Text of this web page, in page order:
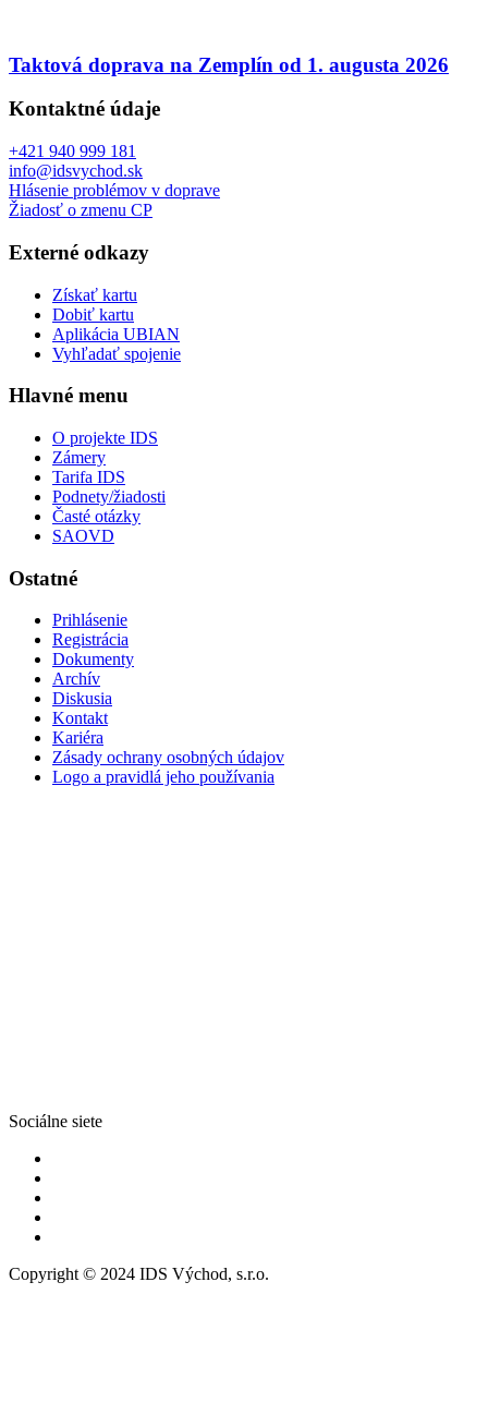
Taktová doprava na Zemplín od 1. augusta 2026
Kontaktné údaje
+421 940 999 181
info@idsvychod.sk
Hlásenie problémov v doprave
Žiadosť o zmenu CP
Externé odkazy
Získať kartu
Dobiť kartu
Aplikácia UBIAN
Vyhľadať spojenie
Hlavné menu
O projekte IDS
Zámery
Tarifa IDS
Podnety/žiadosti
Časté otázky
SAOVD
Ostatné
Prihlásenie
Registrácia
Dokumenty
Archív
Diskusia
Kontakt
Kariéra
Zásady ochrany osobných údajov
Logo a pravidlá jeho používania
Sociálne siete
Copyright © 2024 IDS Východ, s.r.o.